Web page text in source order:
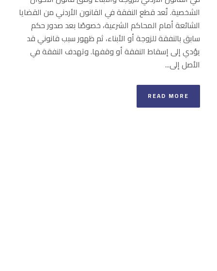
الشخصية. تُعد قطع النفقة في القانون الأردني من القضايا
الشائعة أمام المحاكم الشرعية، خصوصًا بعد صدور حكم
سابق بالنفقة للزوجة أو الأبناء، ثم ظهور سبب قانوني قد
يؤدي إلى إسقاط النفقة أو وقفها. وتهدف النفقة في
الأصل إلى...
READ MORE